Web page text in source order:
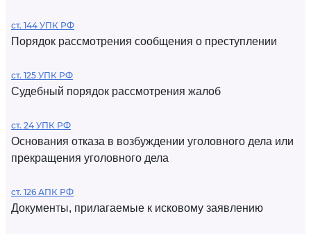
ст. 144 УПК РФ
Порядок рассмотрения сообщения о преступлении
ст. 125 УПК РФ
Судебный порядок рассмотрения жалоб
ст. 24 УПК РФ
Основания отказа в возбуждении уголовного дела или
прекращения уголовного дела
ст. 126 АПК РФ
Документы, прилагаемые к исковому заявлению